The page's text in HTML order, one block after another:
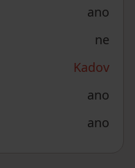
ano
ne
Kadov
ano
ano